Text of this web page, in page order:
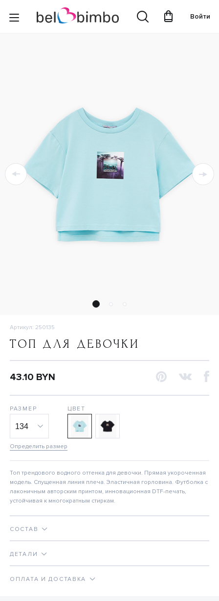
Войти
Артикул: 250135
ТОП ДЛЯ ДЕВОЧКИ
43.10 BYN
РАЗМЕР
Определить размер
ЦВЕТ
Топ трендового водного оттенка для девочки. Прямая укороченная
модель. Спущенная линия плеча. Эластичная горловина. Футболка с
лаконичным авторским принтом, инновационная DTF-печать,
устойчивая к многократным стиркам.
СОСТАВ
ДЕТАЛИ
ОПЛАТА И ДОСТАВКА